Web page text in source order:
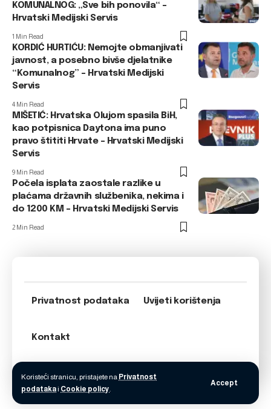
Koristeći stranicu, pristajete na Privatnost
podatakai Cookie policy.
Accept
KOMUNALNOG: „Sve bih ponovila“ –
Hrvatski Medijski Servis
1 Min Read
KORDIĆ HURTIĆU: Nemojte obmanjivati
javnost, a posebno bivše djelatnike
“Komunalnog” – Hrvatski Medijski
Servis
4 Min Read
MIŠETIĆ: Hrvatska Olujom spasila BiH,
kao potpisnica Daytona ima puno
pravo štititi Hrvate – Hrvatski Medijski
Servis
9 Min Read
Počela isplata zaostale razlike u
plaćama državnih službenika, nekima i
do 1200 KM – Hrvatski Medijski Servis
2 Min Read
Privatnost podataka Uvijeti korištenja
Kontakt